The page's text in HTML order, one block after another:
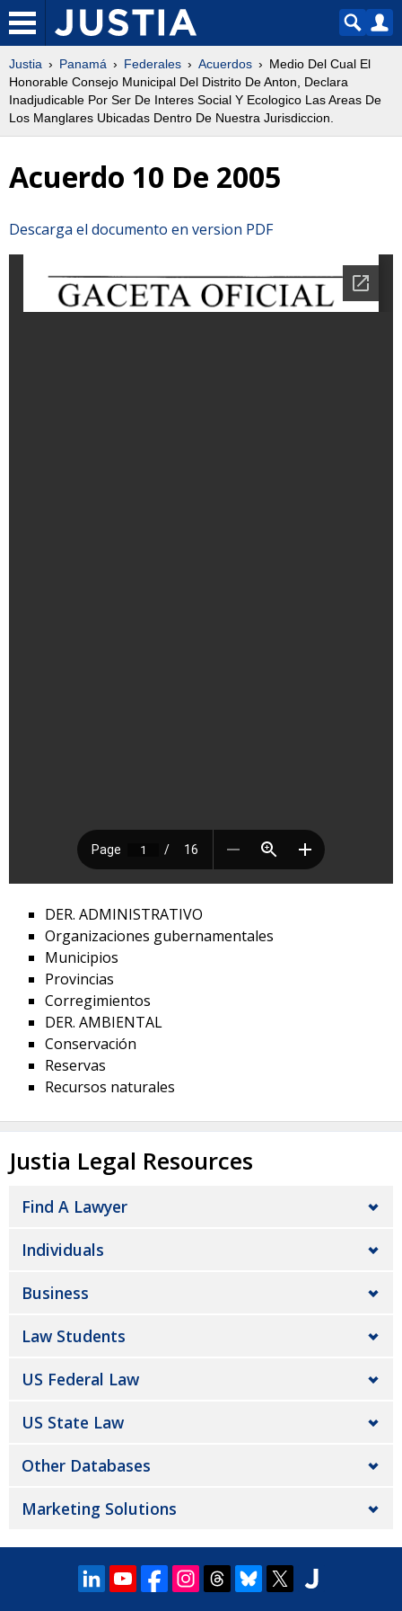
Justia Panamá Federales Acuerdos
Medio Del Cual El
Honorable Consejo Municipal Del Distrito De Anton, Declara
Inadjudicable Por Ser De Interes Social Y Ecologico Las Areas De
Los Manglares Ubicadas Dentro De Nuestra Jurisdiccion.
Acuerdo 10 De 2005
Descarga el documento en version PDF
DER. ADMINISTRATIVO
Organizaciones gubernamentales
Municipios
Provincias
Corregimientos
DER. AMBIENTAL
Conservación
Reservas
Recursos naturales
Justia Legal Resources
Find A Lawyer
Individuals
Business
Law Students
US Federal Law
US State Law
Other Databases
Marketing Solutions